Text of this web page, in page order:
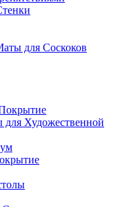
для Соскоков
для Художественной